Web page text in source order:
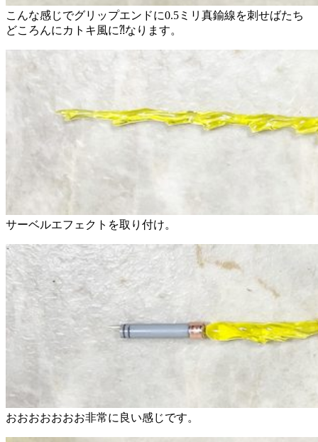
こんな感じでグリップエンドに0.5ミリ真鍮線を刺せばたち
どころんにカトキ風に⁈なります。
サーベルエフェクトを取り付け。
おおおおおおお非常に良い感じです。